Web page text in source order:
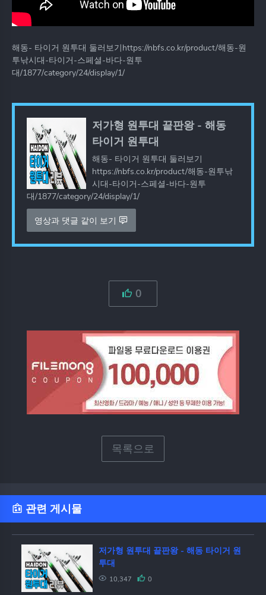
해동- 타이거 원투대 둘러보기https://nbfs.co.kr/product/해동-원
투낚시대-타이거-스페셜-바다-원투
대/1877/category/24/display/1/
저가형 원투대 끝판왕 - 해동
타이거 원투대
해동- 타이거 원투대 둘러보기
https://nbfs.co.kr/product/해동-원투낚
시대-타이거-스페셜-바다-원투
대/1877/category/24/display/1/
영상과 댓글 같이 보기
0
목록으로
관련 게시물
저가형 원투대 끝판왕 - 해동 타이거 원
투대
10,347 0